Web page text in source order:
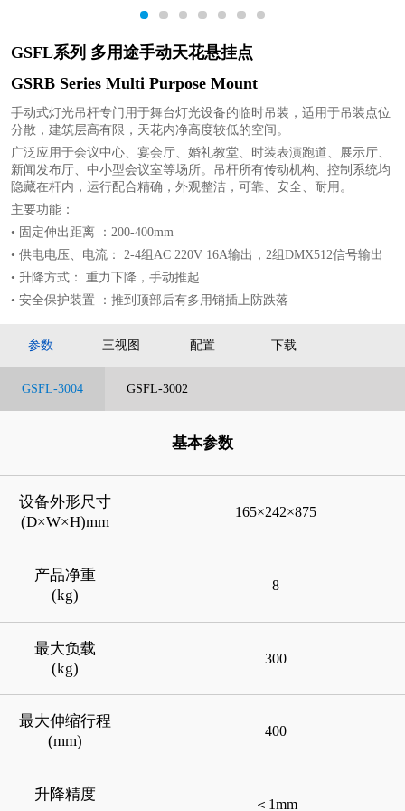
1 2 3 4 5 6 7
GSFL系列 多用途手动天花悬挂点
GSRB Series Multi Purpose Mount
手动式灯光吊杆专门用于舞台灯光设备的临时吊装，适用于吊装点位
分散，建筑层高有限，天花内净高度较低的空间。
广泛应用于会议中心、宴会厅、婚礼教堂、时装表演跑道、展示厅、
新闻发布厅、中小型会议室等场所。吊杆所有传动机构、控制系统均
隐藏在杆内，运行配合精确，外观整洁，可靠、安全、耐用。
主要功能：
• 固定伸出距离 ：200-400mm
• 供电电压、电流： 2-4组AC 220V 16A输出，2组DMX512信号输出
• 升降方式： 重力下降，手动推起
• 安全保护装置 ：推到顶部后有多用销插上防跌落
参数 三视图 配置 下载
GSFL-3004 GSFL-3002
基本参数
设备外形尺寸
(D×W×H)mm
165×242×875
产品净重
(kg)
8
最大负载
(kg)
300
最大伸缩行程
(mm)
400
升降精度
＜1mm